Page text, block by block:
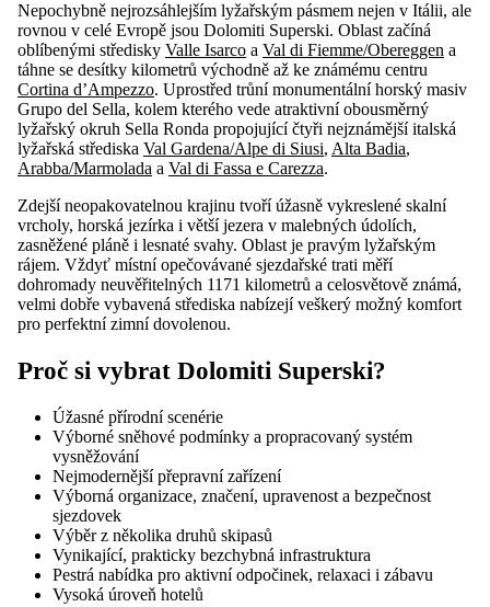
Nepochybně nejrozsáhlejším lyžařským pásmem nejen v Itálii, ale
rovnou v celé Evropě jsou Dolomiti Superski. Oblast začíná
oblíbenými středisky Valle Isarco a Val di Fiemme/Obereggen a
táhne se desítky kilometrů východně až ke známému centru
Cortina d’Ampezzo. Uprostřed trůní monumentální horský masiv
Grupo del Sella, kolem kterého vede atraktivní obousměrný
lyžařský okruh Sella Ronda propojující čtyři nejznámější italská
lyžařská střediska Val Gardena/Alpe di Siusi, Alta Badia,
Arabba/Marmolada a Val di Fassa e Carezza.
Zdejší neopakovatelnou krajinu tvoří úžasně vykreslené skalní
vrcholy, horská jezírka i větší jezera v malebných údolích,
zasněžené pláně i lesnaté svahy. Oblast je pravým lyžařským
rájem. Vždyť místní opečovávané sjezdařské trati měří
dohromady neuvěřitelných 1171 kilometrů a celosvětově známá,
velmi dobře vybavená střediska nabízejí veškerý možný komfort
pro perfektní zimní dovolenou.
Proč si vybrat Dolomiti Superski?
Úžasné přírodní scenérie
Výborné sněhové podmínky a propracovaný systém
vysněžování
Nejmodernější přepravní zařízení
Výborná organizace, značení, upravenost a bezpečnost
sjezdovek
Výběr z několika druhů skipasů
Vynikající, prakticky bezchybná infrastruktura
Pestrá nabídka pro aktivní odpočinek, relaxaci i zábavu
Vysoká úroveň hotelů